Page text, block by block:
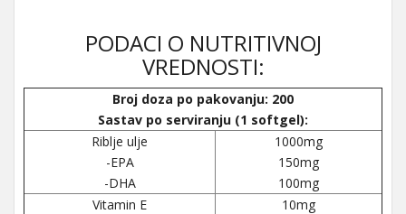
PODACI O NUTRITIVNOJ
VREDNOSTI:
Broj doza po pakovanju: 200
Sastav po serviranju (1 softgel):
Riblje ulje
-EPA
-DHA
1000mg
150mg
100mg
Vitamin E
10mg